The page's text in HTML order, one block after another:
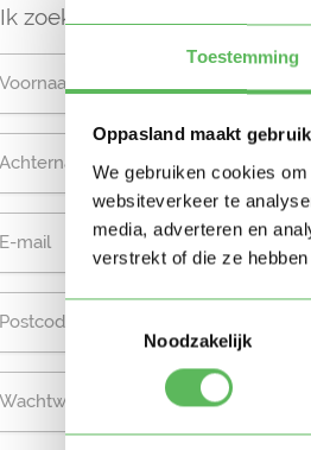
Toestemming
Oppasland maakt
We gebruiken cookies
websiteverkeer te
media, adverteren en
verstrekt of die ze
Toestemmingsselectie
Noodzakelijk
Ik zoek een oppas